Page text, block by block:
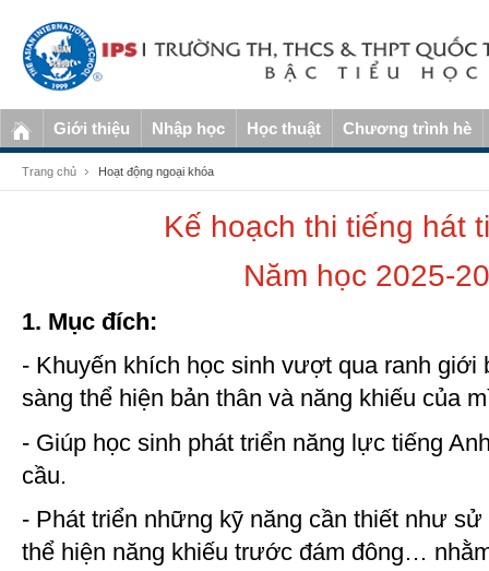
Giới thiệu Nhập học Học thuật Chương trình hè
Trang chủ Hoạt động ngoại khóa
Kế hoạch thi tiếng hát
Năm học 2025-
1. Mục đích:
- Khuyến khích học sinh vượt qua ranh giới
sàng thể hiện bản thân và năng khiếu của
- Giúp học sinh phát triển năng lực tiếng
cầu.
- Phát triển những kỹ năng cần thiết như
thể hiện năng khiếu trước đám đông…